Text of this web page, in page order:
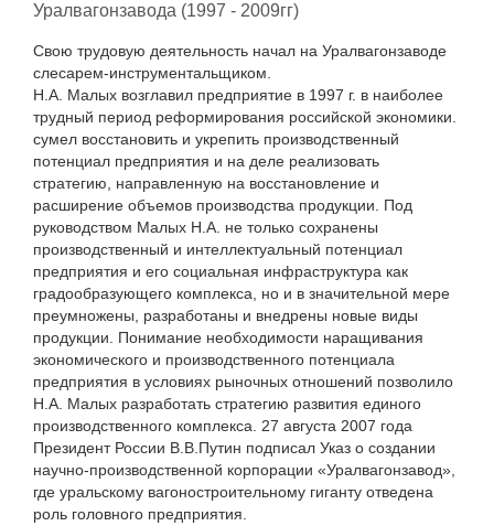
Уралвагонзавода (1997 - 2009гг)
Свою трудовую деятельность начал на Уралвагонзаводе
слесарем-инструментальщиком.
Н.А. Малых возглавил предприятие в 1997 г. в наиболее
трудный период реформирования российской экономики.
сумел восстановить и укрепить производственный
потенциал предприятия и на деле реализовать
стратегию, направленную на восстановление и
расширение объемов производства продукции. Под
руководством Малых Н.А. не только сохранены
производственный и интеллектуальный потенциал
предприятия и его социальная инфраструктура как
градообразующего комплекса, но и в значительной мере
преумножены, разработаны и внедрены новые виды
продукции. Понимание необходимости наращивания
экономического и производственного потенциала
предприятия в условиях рыночных отношений позволило
Н.А. Малых разработать стратегию развития единого
производственного комплекса. 27 августа 2007 года
Президент России В.В.Путин подписал Указ о создании
научно-производственной корпорации «Уралвагонзавод»,
где уральскому вагоностроительному гиганту отведена
роль головного предприятия.